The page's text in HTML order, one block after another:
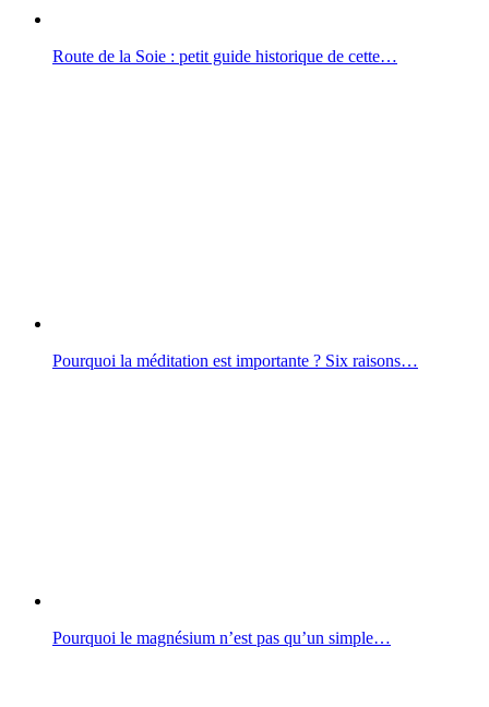
Route de la Soie : petit guide historique de cette…
Pourquoi la méditation est importante ? Six raisons…
Pourquoi le magnésium n’est pas qu’un simple…